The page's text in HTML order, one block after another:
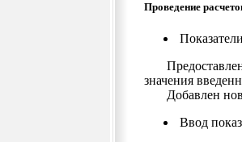
Проведение
значения
Добавлен
Ввод